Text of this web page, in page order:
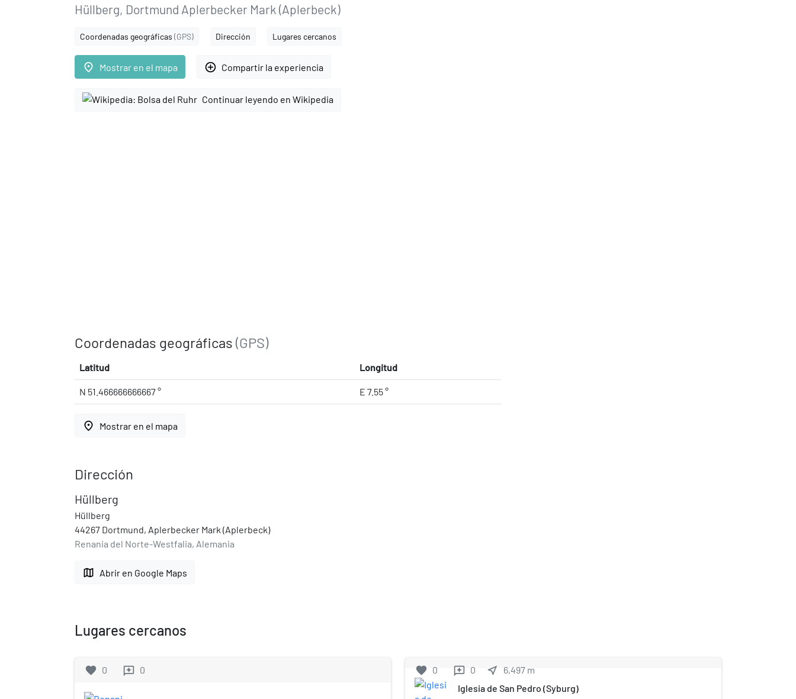
Hüllberg, Dortmund Aplerbecker Mark (Aplerbeck)
Coordenadas geográficas (GPS) Dirección Lugares cercanos
place Mostrar en el mapa add_circle_outline Compartir la experiencia
Continuar leyendo en Wikipedia
Coordenadas geográficas (GPS)
Latitud Longitud
N 51.466666666667 ° E 7.55 °
place Mostrar en el mapa
Dirección
Hüllberg
Hüllberg
44267 Dortmund, Aplerbecker Mark (Aplerbeck)
Renania del Norte-Westfalia, Alemania
map Abrir en Google Maps
Lugares cercanos
favorite 0 reviews 0 favorite 0 reviews 0 near_me 6,497 m
Iglesia de San Pedro (Syburg)